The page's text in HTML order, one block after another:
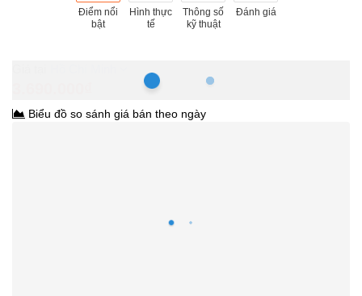
Điểm nổi
bật
Hình thực
tế
Thông số
kỹ thuật
Đánh giá
Biểu đồ so sánh giá bán theo ngày